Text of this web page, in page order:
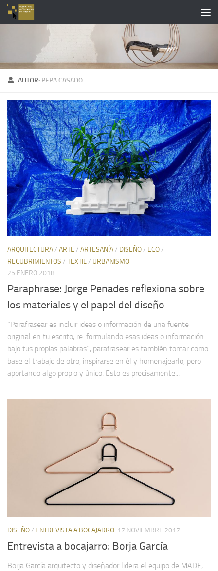
Saltar al contenido
AUTOR: PEPA CASADO
ARQUITECTURA/ ARTE / ARTESANÍA/ DISEÑO/ ECO/
RECUBRIMIENTOS / TEXTIL/ URBANISMO
25 ENERO 2018
Paraphrase: Jorge Penades reflexiona sobre
los materiales y el papel del diseño
“Parafrasear es incluir ideas o información de una fuente
original en tu escrito, re-formulando esas ideas o información
bajo tus propias palabras”, parafrasear es también tomar como
base el trabajo de otro, inspirarse en él y homenajearlo, pero
aportando algo propio y único. Esto es precisamente...
DISEÑO/ ENTREVISTA A BOCAJARRO 17 NOVIEMBRE 2017
Entrevista a bocajarro: Borja García
Borja García arquitecto y diseñador lidera el equipo de MADE,